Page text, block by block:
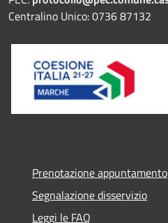
Centralino Unico: 0736 87132
Prenotazione appuntamento
Segnalazione disservizio
Leggi le FAQ